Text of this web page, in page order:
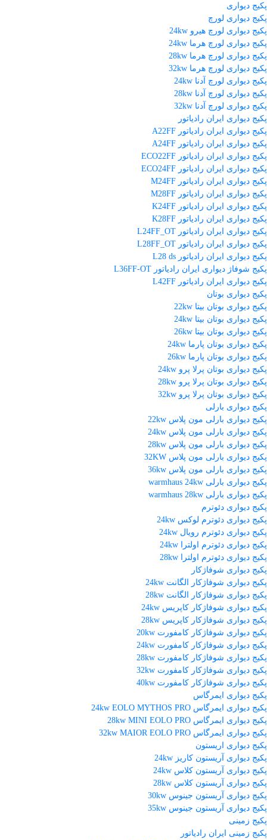
پکیج دیواری
پکیج دیواری لورچ
پکیج دیواری لورچ هیرو 24kw
پکیج دیواری لورچ هرما 24kw
پکیج دیواری لورچ هرما 28kw
پکیج دیواری لورچ هرما 32kw
پکیج دیواری لورچ آدنا 24kw
پکیج دیواری لورچ آدنا 28kw
پکیج دیواری لورچ آدنا 32kw
پکیج دیواری ایران رادیاتور
پکیج دیواری ایران رادیاتور A22FF
پکیج دیواری ایران رادیاتور A24FF
پکیج دیواری ایران رادیاتور ECO22FF
پکیج دیواری ایران رادیاتور ECO24FF
پکیج دیواری ایران رادیاتور M24FF
پکیج دیواری ایران رادیاتور M28FF
پکیج دیواری ایران رادیاتور K24FF
پکیج دیواری ایران رادیاتور K28FF
پکیج دیواری ایران رادیاتور L24FF_OT
پکیج دیواری ایران رادیاتور L28FF_OT
پکیج دیواری ایران رادیاتور L28 ds
پکیج شوفاژ دیواری ایران رادیاتور L36FF-OT
پکیج دیواری ایران رادیاتور L42FF
پکیج دیواری بوتان
پکیج دیواری بوتان بیتا 22kw
پکیج دیواری بوتان بیتا 24kw
پکیج دیواری بوتان بیتا 26kw
پکیج دیواری بوتان پارما 24kw
پکیج دیواری بوتان پارما 26kw
پکیج دیواری بوتان پرلا پرو 24kw
پکیج دیواری بوتان پرلا پرو 28kw
پکیج دیواری بوتان پرلا پرو 32kw
پکیج دیواری بارلی
پکیج دیواری بارلی مون پلاس 22kw
پکیج دیواری بارلی مون پلاس 24kw
پکیج دیواری بارلی مون پلاس 28kw
پکیج دیواری بارلی مون پلاس 32KW
پکیج دیواری بارلی مون پلاس 36kw
پکیج دیواری بارلی warmhaus 24kw
پکیج دیواری بارلی warmhaus 28kw
پکیج دیواری دئوترم
پکیج دیواری دئوترم لوکس 24kw
پکیج دیواری دئوترم رویال 24kw
پکیج دیواری دئوترم اولترا 24kw
پکیج دیواری دئوترم اولترا 28kw
پکیج دیواری شوفاژکار
پکیج دیواری شوفاژکار الگانت 24kw
پکیج دیواری شوفاژکار الگانت 28kw
پکیج دیواری شوفاژکار کاپریس 24kw
پکیج دیواری شوفاژکار کاپریس 28kw
پکیج دیواری شوفاژکار کامفورت 20kw
پکیج دیواری شوفاژکار کامفورت 24kw
پکیج دیواری شوفاژکار کامفورت 28kw
پکیج دیواری شوفاژکار کامفورت 32kw
پکیج دیواری شوفاژکار کامفورت 40kw
پکیج دیواری ایمرگاس
پکیج دیواری ایمرگاس 24kw EOLO MYTHOS PRO
پکیج دیواری ایمرگاس 28kw MINI EOLO PRO
پکیج دیواری ایمرگاس 32kw MAIOR EOLO PRO
پکیج دیواری اریستون
پکیج دیواری آریستون کاریز 24kw
پکیج دیواری آریستون کلاس 24kw
پکیج دیواری آریستون کلاس 28kw
پکیج دیواری آریستون جینوس 30kw
پکیج دیواری آریستون جینوس 35kw
پکیج زمینی
پکیج زمینی ایران رادیاتور